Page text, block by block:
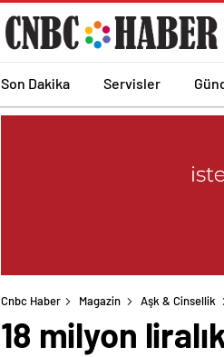
Son Dakika Servisler
Cnbc Haber Magazin Aşk & Cinsellik
18 milyon